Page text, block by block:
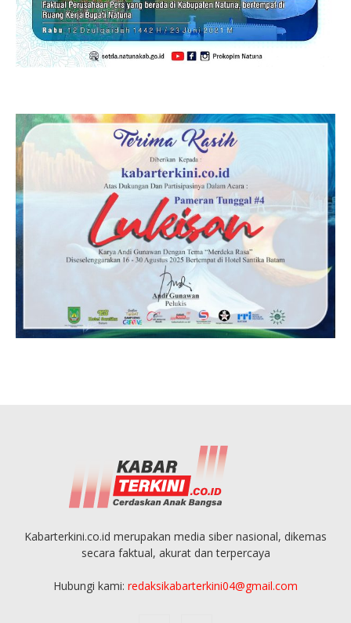
Kabarterkini.co.id merupakan media siber nasional, dikemas
secara faktual, akurat dan terpercaya
Hubungi kami: redaksikabarterkini04@gmail.com